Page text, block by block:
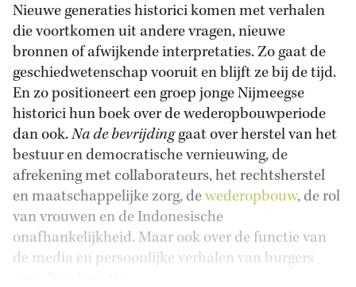
Nieuwe generaties historici komen met verhalen
die voortkomen uit andere vragen, nieuwe
bronnen of afwijkende interpretaties. Zo gaat de
geschiedwetenschap vooruit en blijft ze bij de tijd.
En zo positioneert een groep jonge Nijmeegse
historici hun boek over de wederopbouwperiode
dan ook.Na de bevrijdinggaat over herstel van het
bestuur en democratische vernieuwing, de
afrekening met collaborateurs, het rechtsherstel
en maatschappelijke zorg, dewederopbouw, de rol
van vrouwen en de Indonesische
onafhankelijkheid. Maar ook over de functie van
de media en persoonlijke verhalen van burgers